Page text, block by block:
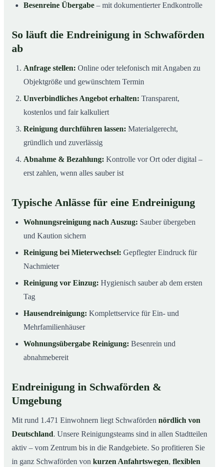
Besenreine Übergabe – mit dokumentierter Endkontrolle
So läuft die Endreinigung in Schwaförden
ab
Anfrage stellen: Online oder telefonisch mit Angaben zu
Objektgröße und gewünschtem Termin
Unverbindliches Angebot erhalten: Transparent,
kostenlos und fair kalkuliert
Reinigung durchführen lassen: Materialgerecht,
gründlich und zuverlässig
Abnahme & Bezahlung: Kontrolle vor Ort oder digital –
erst zahlen, wenn alles sauber ist
Typische Anlässe für eine Endreinigung
Wohnungsreinigung nach Auszug: Sauber übergeben
und Kaution sichern
Reinigung bei Mieterwechsel: Gepflegter Eindruck für
Nachmieter
Reinigung vor Einzug: Hygienisch sauber ab dem ersten
Tag
Hausendreinigung: Komplettservice für Ein- und
Mehrfamilienhäuser
Wohnungsübergabe Reinigung: Besenrein und
abnahmebereit
Endreinigung in Schwaförden &
Umgebung
Mit rund 1.471 Einwohnern liegt Schwaförden nördlich von
Deutschland. Unsere Reinigungsteams sind in allen Stadtteilen
aktiv – vom Zentrum bis in die Randgebiete. So profitieren Sie
in ganz Schwaförden von kurzen Anfahrtswegen, flexiblen